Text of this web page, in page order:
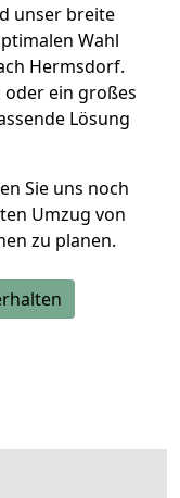
unser breite
Wahl
Hermsdorf.
oder ein großes
Lösung
Sie uns noch
Umzug von
zu planen.